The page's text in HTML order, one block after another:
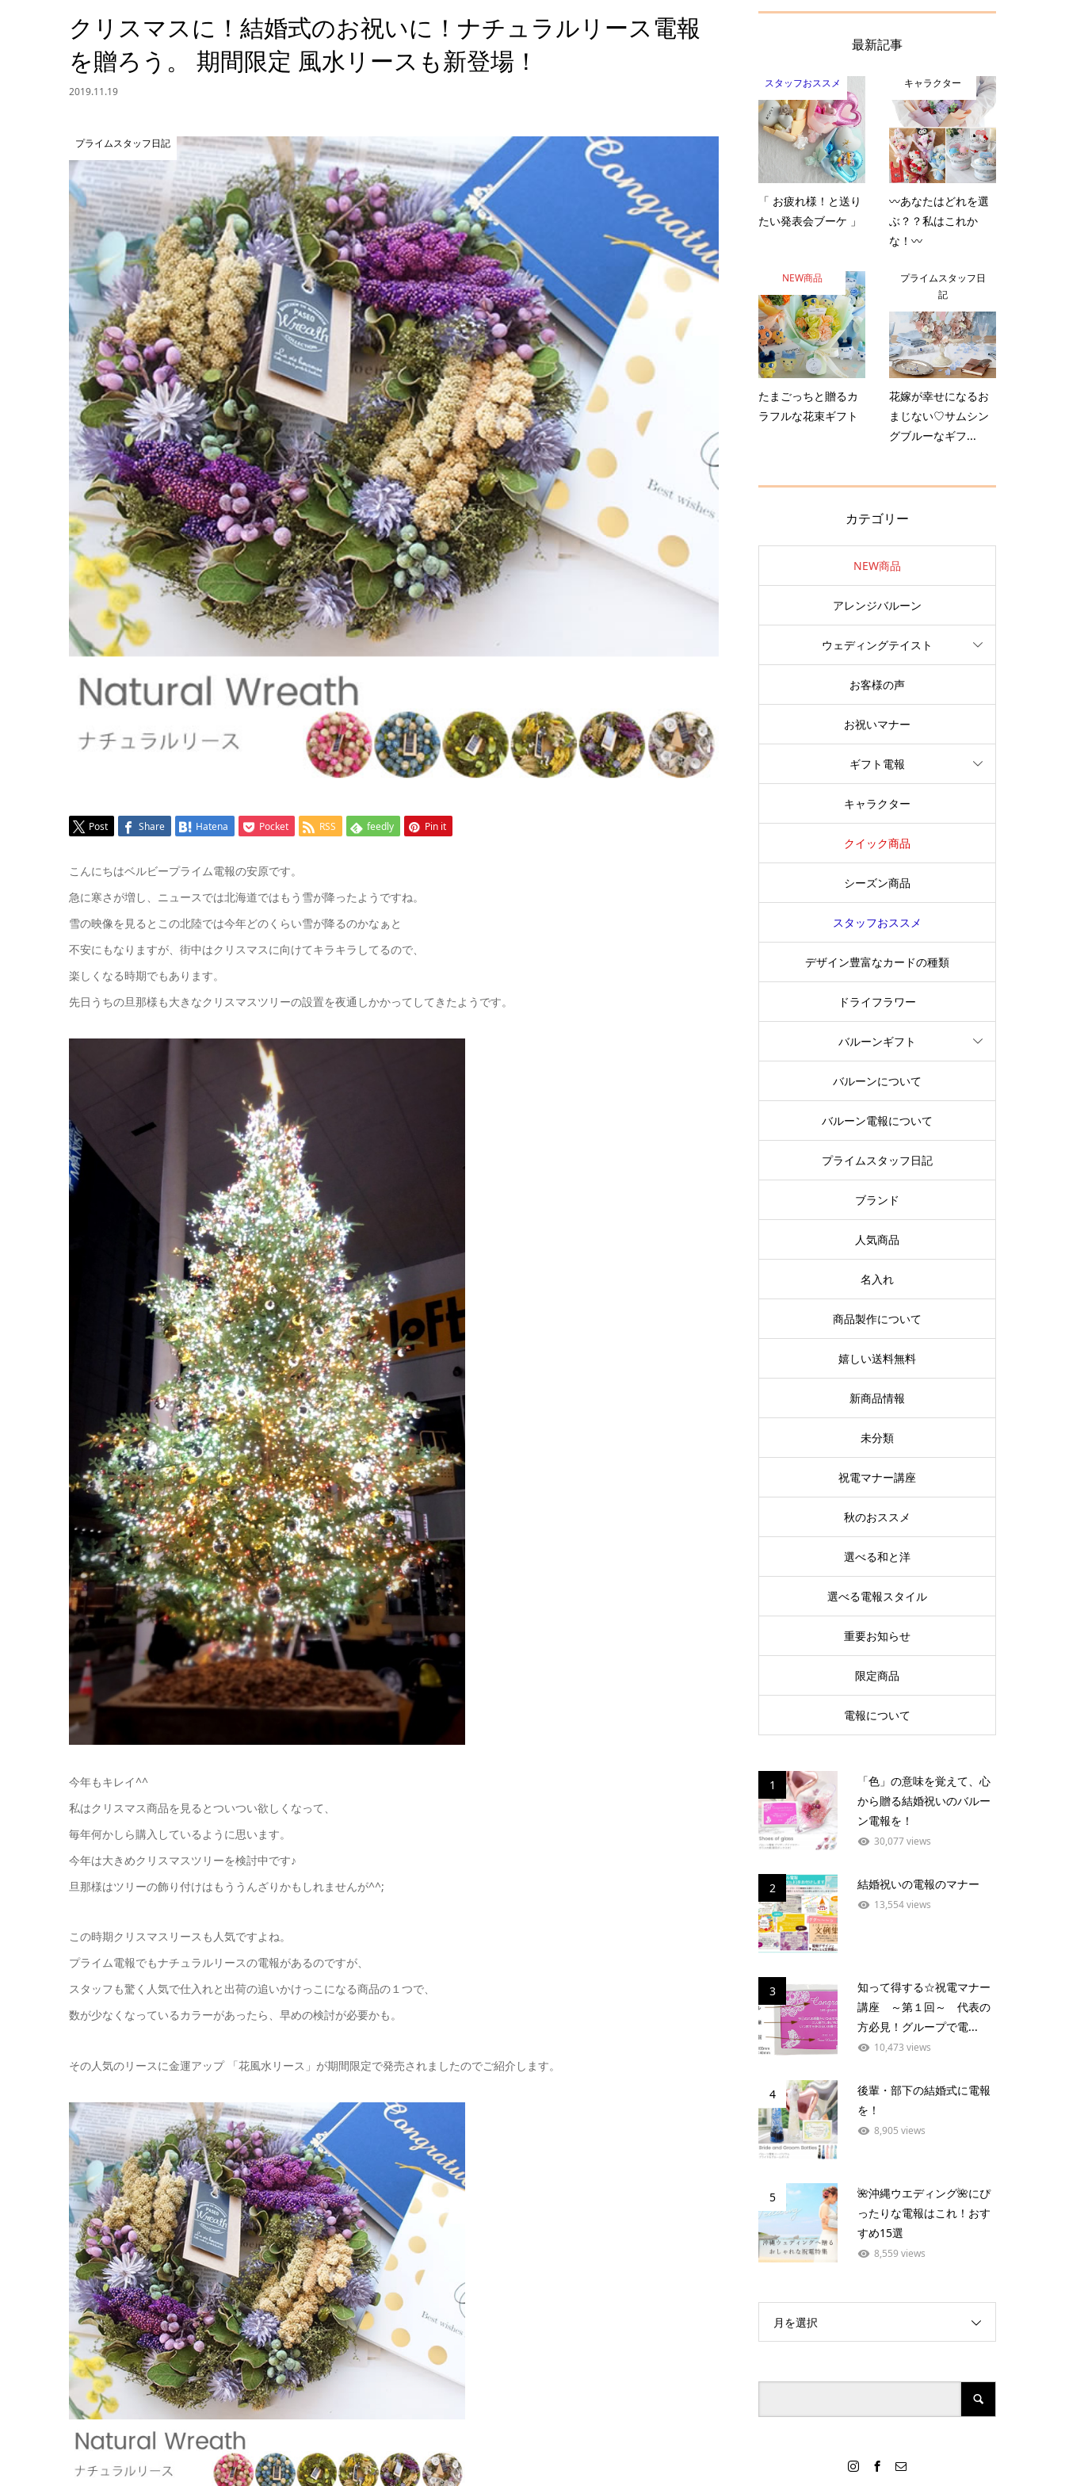
クリスマスに！結婚式のお祝いに！ナチュラルリース電報
を贈ろう。 期間限定 風水リースも新登場！
2019.11.19
プライムスタッフ日記
Post Share Hatena Pocket RSS feedly Pin it
こんにちはベルビープライム電報の安原です。
急に寒さが増し、ニュースでは北海道ではもう雪が降ったようですね。
雪の映像を見るとこの北陸では今年どのくらい雪が降るのかなぁと
不安にもなりますが、街中はクリスマスに向けてキラキラしてるので、
楽しくなる時期でもあります。
先日うちの旦那様も大きなクリスマスツリーの設置を夜通しかかってしてきたようです。
今年もキレイ^^
私はクリスマス商品を見るとついつい欲しくなって、
毎年何かしら購入しているように思います。
今年は大きめクリスマスツリーを検討中です♪
旦那様はツリーの飾り付けはもううんざりかもしれませんが^^;
この時期クリスマスリースも人気ですよね。
プライム電報でもナチュラルリースの電報があるのですが、
スタッフも驚く人気で仕入れと出荷の追いかけっこになる商品の１つで、
数が少なくなっているカラーがあったら、早めの検討が必要かも。
その人気のリースに金運アップ 「花風水リース」が期間限定で発売されましたのでご紹介します。
最新記事
スタッフおススメ
「 お疲れ様！と送り
たい発表会ブーケ 」
キャラクター
〰️あなたはどれを選
ぶ？？私はこれか
な！〰️
NEW商品
たまごっちと贈るカ
ラフルな花束ギフト
プライムスタッフ日
記
花嫁が幸せになるお
まじない♡サムシン
グブルーなギフ...
カテゴリー
NEW商品
アレンジバルーン
ウェディングテイスト
お客様の声
お祝いマナー
ギフト電報
キャラクター
クイック商品
シーズン商品
スタッフおススメ
デザイン豊富なカードの種類
ドライフラワー
バルーンギフト
バルーンについて
バルーン電報について
プライムスタッフ日記
ブランド
人気商品
名入れ
商品製作について
嬉しい送料無料
新商品情報
未分類
祝電マナー講座
秋のおススメ
選べる和と洋
選べる電報スタイル
重要お知らせ
限定商品
電報について
1
「色」の意味を覚えて、心
から贈る結婚祝いのバルー
ン電報を！
30,077 views
2 結婚祝いの電報のマナー
13,554 views
3
知って得する☆祝電マナー
講座 ～第１回～ 代表の
方必見！グループで電...
10,473 views
4
後輩・部下の結婚式に電報
を！
8,905 views
5
🌺沖縄ウエディング🌺にぴ
ったりな電報はこれ！おす
すめ15選
8,559 views
月を選択